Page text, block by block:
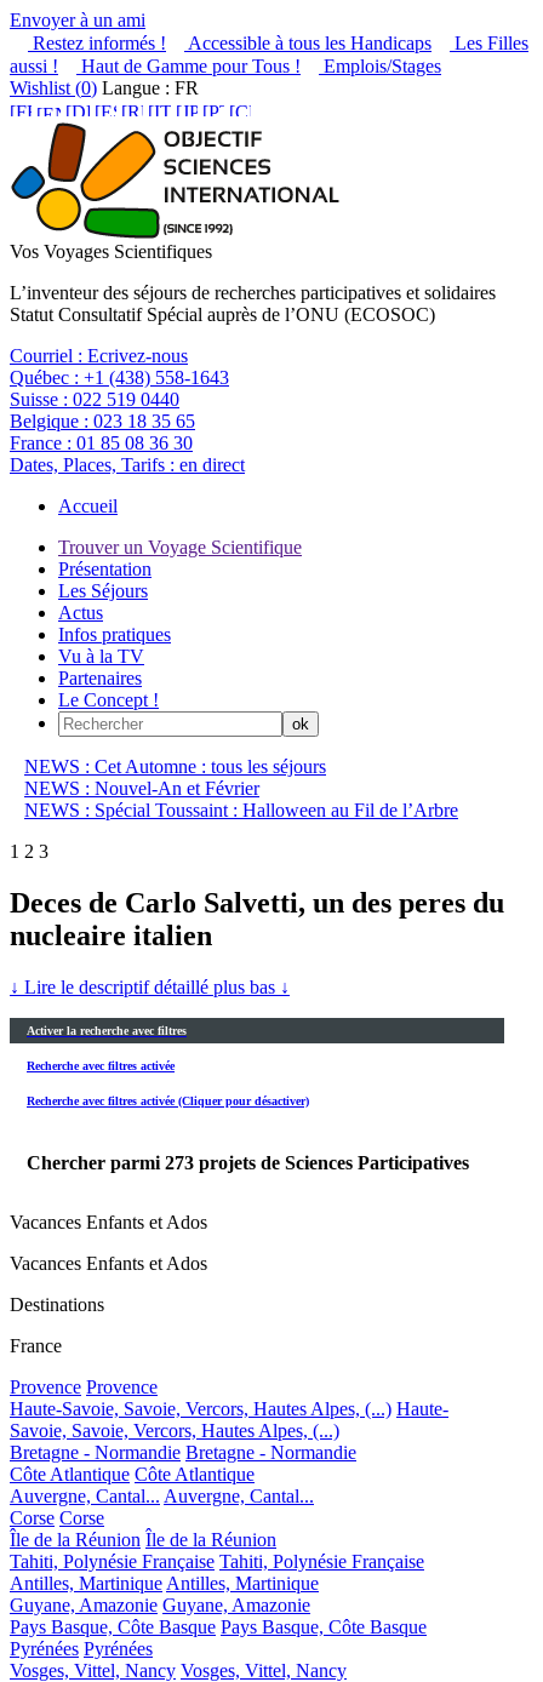
Envoyer à un ami
Restez informés !
Accessible à tous les Handicaps
Les Filles
aussi !
Haut de Gamme pour Tous !
Emplois/Stages
Wishlist (0) Langue : FR
Vos Voyages Scientifiques
L’inventeur des séjours de recherches participatives et solidaires
Statut Consultatif Spécial auprès de l’ONU (ECOSOC)
Courriel : Ecrivez-nous
Québec : +1 (438) 558-1643
Suisse : 022 519 0440
Belgique : 023 18 35 65
France : 01 85 08 36 30
Dates, Places, Tarifs : en direct
Accueil
Trouver un Voyage Scientifique
Présentation
Les Séjours
Actus
Infos pratiques
Vu à la TV
Partenaires
Le Concept !
NEWS : Cet Automne : tous les séjours
NEWS : Nouvel-An et Février
NEWS : Spécial Toussaint : Halloween au Fil de l’Arbre
1 2 3
Deces de Carlo Salvetti, un des peres du
nucleaire italien
↓ Lire le descriptif détaillé plus bas ↓
Activer la recherche avec filtres
Recherche avec filtres activée
Recherche avec filtres activée (Cliquer pour désactiver)
Chercher parmi 273 projets de Sciences Participatives
Vacances Enfants et Ados
Vacances Enfants et Ados
Destinations
France
Provence Provence
Haute-Savoie, Savoie, Vercors, Hautes Alpes, (...) Haute-
Savoie, Savoie, Vercors, Hautes Alpes, (...)
Bretagne - Normandie Bretagne - Normandie
Côte Atlantique Côte Atlantique
Auvergne, Cantal... Auvergne, Cantal...
Corse Corse
Île de la Réunion Île de la Réunion
Tahiti, Polynésie Française Tahiti, Polynésie Française
Antilles, Martinique Antilles, Martinique
Guyane, Amazonie Guyane, Amazonie
Pays Basque, Côte Basque Pays Basque, Côte Basque
Pyrénées Pyrénées
Vosges, Vittel, Nancy Vosges, Vittel, Nancy